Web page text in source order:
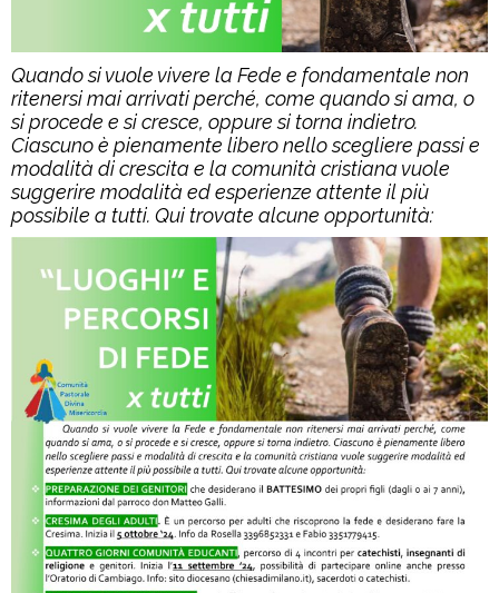
Quando si vuole vivere la Fede e fondamentale non
ritenersi mai arrivati perché, come quando si ama, o
si procede e si cresce, oppure si torna indietro.
Ciascuno è pienamente libero nello scegliere passi e
modalità di crescita e la comunità cristiana vuole
suggerire modalità ed esperienze attente il più
possibile a tutti. Qui trovate alcune opportunità: